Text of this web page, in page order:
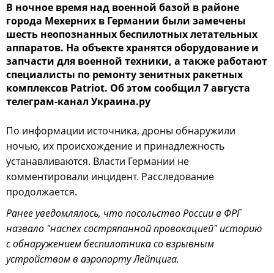
В ночное время над военной базой в районе
города Мехерних в Германии были замечены
шесть неопознанных беспилотных летательных
аппаратов. На объекте хранятся оборудование и
запчасти для военной техники, а также работают
специалисты по ремонту зенитных ракетных
комплексов Patriot. Об этом сообщил 7 августа
телеграм-канал Украина.ру
По информации источника, дроны обнаружили
ночью, их происхождение и принадлежность
устанавливаются. Власти Германии не
комментировали инцидент. Расследование
продолжается.
Ранее уведомлялось, что посольство России в ФРГ
назвало "наспех состряпанной провокацией" историю
с обнаружением беспилотника со взрывным
устройством в аэропорту Лейпцига.